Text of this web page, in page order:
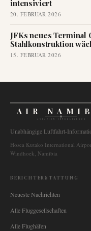
intensiviert
20. FEBRUAR 2026
JFKs neues Terminal
Stahlkonstruktion
15. FEBRUAR 2026
AIR
AVIATION INTELLIGENCE
Unabhängige Luftfahrt-
Hosea Kutako International
Windhoek, Namibia
BERICHTERSTATTUNG
Neueste Nachrichten
Alle Fluggesellschaften
Alle Flughäfen